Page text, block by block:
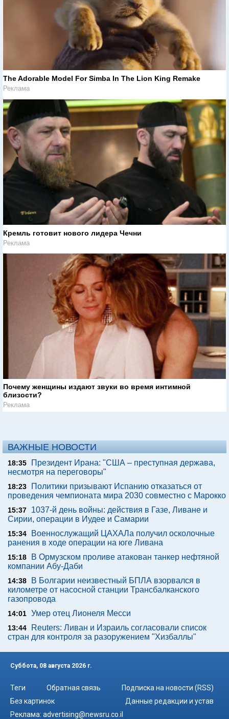
The Adorable Model For Simba In The Lion King Remake
Реклама
Кремль готовит нового лидера Чечни
Реклама
Почему женщины издают звуки во время интимной
близости?
Реклама
ВАЖНЫЕ НОВОСТИ
18:35
Президент Ирана: "США – преступная держава,
несмотря на переговоры"
18:23
Политики призывают Испанию отказаться от
проведения чемпионата мира 2030 совместно с Марокко
15:37
1037-й день войны: действия в Газе, Ливане и
Сирии, операции в Иудее и Самарии
15:34
Военнослужащий ЦАХАЛа получил осколочные
ранения в ходе операции на юге Ливана
15:18
В Ормузском проливе атакован танкер нефтяной
компании Абу-Даби
14:38
В Болгарии неизвестный БПЛА взорвался в
километре от насосной станции Трансбалканского
газопровода
14:01 Умер отец Лионеля Месси
13:44
Reuters: Ливан и Израиль согласовали список
стран для контроля за разоружением "Хизбаллы"
Суббота, 08 августа 2026 г.
Теги Обратная связь
Подписка на новости (RSS)
Без картинок
Данные редакции и устав
Реклама: advertising@newsru.co.il